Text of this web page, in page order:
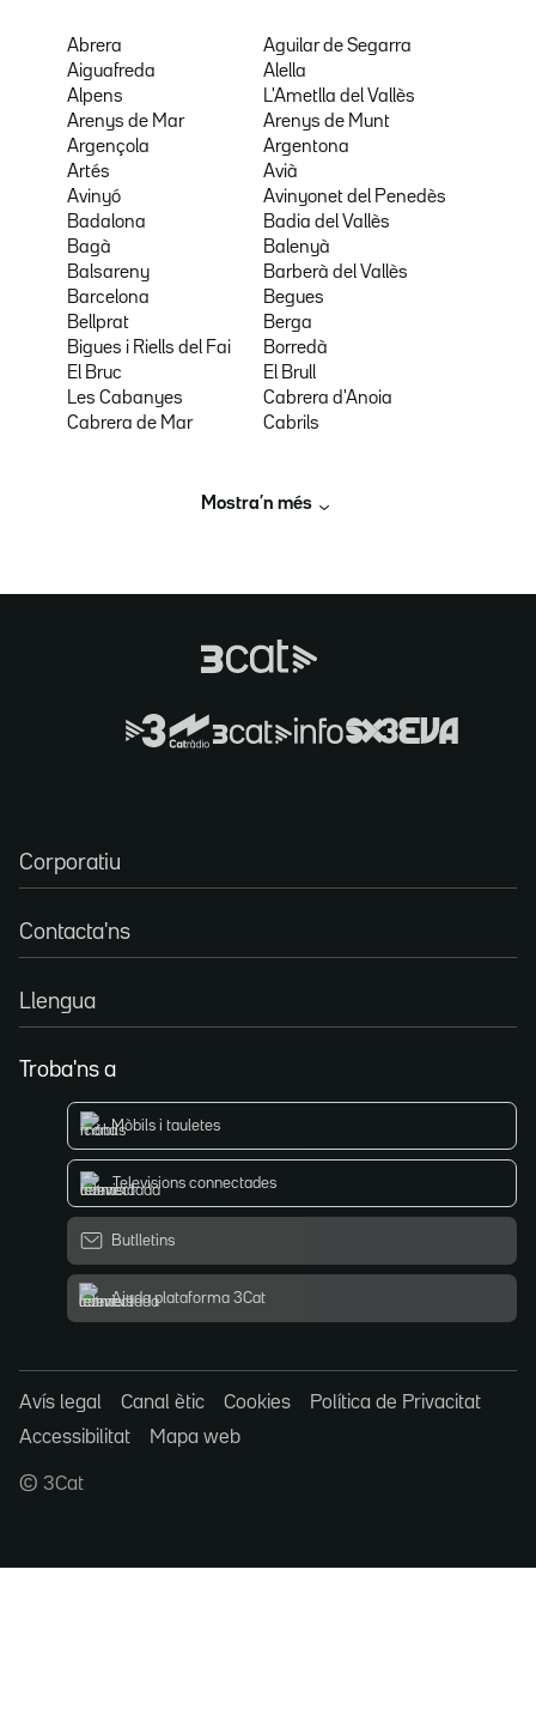
Abrera
Aguilar de Segarra
Aiguafreda
Alella
Alpens
L'Ametlla del Vallès
Arenys de Mar
Arenys de Munt
Argençola
Argentona
Artés
Avià
Avinyó
Avinyonet del Penedès
Badalona
Badia del Vallès
Bagà
Balenyà
Balsareny
Barberà del Vallès
Barcelona
Begues
Bellprat
Berga
Bigues i Riells del Fai
Borredà
El Bruc
El Brull
Les Cabanyes
Cabrera d'Anoia
Cabrera de Mar
Cabrils
Mostra’n més
Corporatiu
Contacta'ns
Llengua
Troba'ns a
Mòbils i tauletes
Televisions connectades
Butlletins
Ajuda plataforma 3Cat
Avís legal Canal ètic Cookies
Política de Privacitat
Accessibilitat
Mapa web
© 3Cat